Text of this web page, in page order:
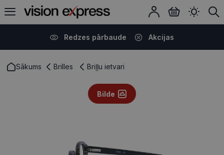
Redzes pārbaude Akcijas
Sākums Brilles Briļļu ietvari
Bilde